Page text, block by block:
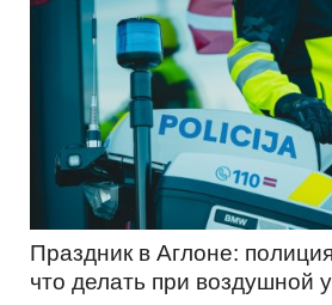
Праздник в Аглоне:
что делать при воздушной